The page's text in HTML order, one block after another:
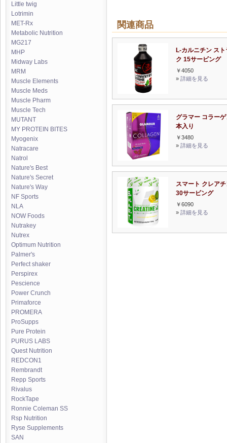
Little twig
Lotrimin
MET-Rx
Metabolic Nutrition
MG217
MHP
Midway Labs
MRM
Muscle Elements
Muscle Meds
Muscle Pharm
Muscle Tech
MUTANT
MY PROTEIN BITES
Myogenix
Natracare
Natrol
Nature's Best
Nature's Secret
Nature's Way
NF Sports
NLA
NOW Foods
Nutrakey
Nutrex
Optimum Nutrition
Palmer's
Perfect shaker
Perspirex
Pescience
Power Crunch
Primaforce
PROMERA
ProSupps
Pure Protein
PURUS LABS
Quest Nutrition
REDCON1
Rembrandt
Repp Sports
Rivalus
RockTape
Ronnie Coleman SS
Rsp Nutrition
Ryse Supplements
SAN
関連商品
L-カルニチン スト
ク 15サービング
￥4050
» 詳細を見る
グラマー コラー
本入り
￥3480
» 詳細を見る
スマート クレア
30サービング
￥6090
» 詳細を見る